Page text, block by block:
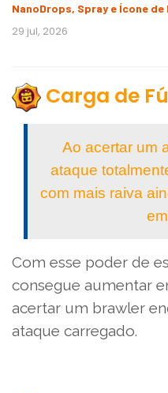
NanoDrops, Spray e Ícone de
29 jul, 2026
Carga de
Ao acertar um
ataque
com mais raiva
Com esse poder de
consegue aumentar
acertar um brawler
ataque carregado.